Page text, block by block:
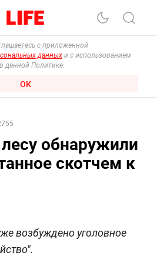
с приложенной
данных и с использованием
данной Политике.
ОК
обнаружили
скотчем к
возбуждено уголовное